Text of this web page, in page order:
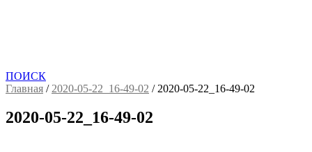
ПОИСК
Главная / 2020-05-22_16-49-02 / 2020-05-22_16-49-02
2020-05-22_16-49-02